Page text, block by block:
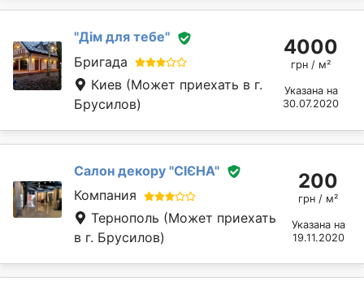
"Дім для тебе"
Бригада
Киев (Может приехать в г.
Брусилов)
4000
грн / м²
Указана на
30.07.2020
Салон декору "СІЄНА"
Компания
Тернополь (Может приехать
в г. Брусилов)
200
грн / м²
Указана на
19.11.2020